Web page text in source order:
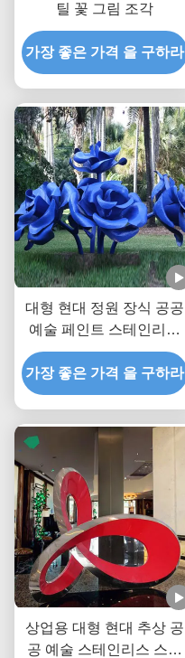
틸 꽃 그림 조각
가장 좋은 가격 을 구하라
대형 현대 정원 장식 공공
예술 페인트 스테인리스
스틸 꽃 장미 조각
가장 좋은 가격 을 구하라
상업용 대형 현대 추상 공
공 예술 스테인리스 스틸